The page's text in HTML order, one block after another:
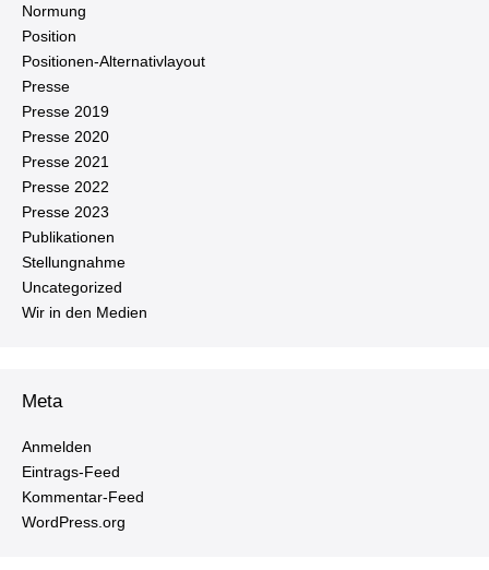
Normung
Position
Po­si­tio­nen-Al­ter­na­tiv­lay­out
Presse
Presse 2019
Presse 2020
Presse 2021
Presse 2022
Presse 2023
Pu­bli­ka­tio­nen
Stel­lung­nah­me
Un­ca­te­go­ri­zed
Wir in den Medien
Meta
Anmelden
Ein­trags-Feed
Kom­men­tar-Feed
WordPress.​org